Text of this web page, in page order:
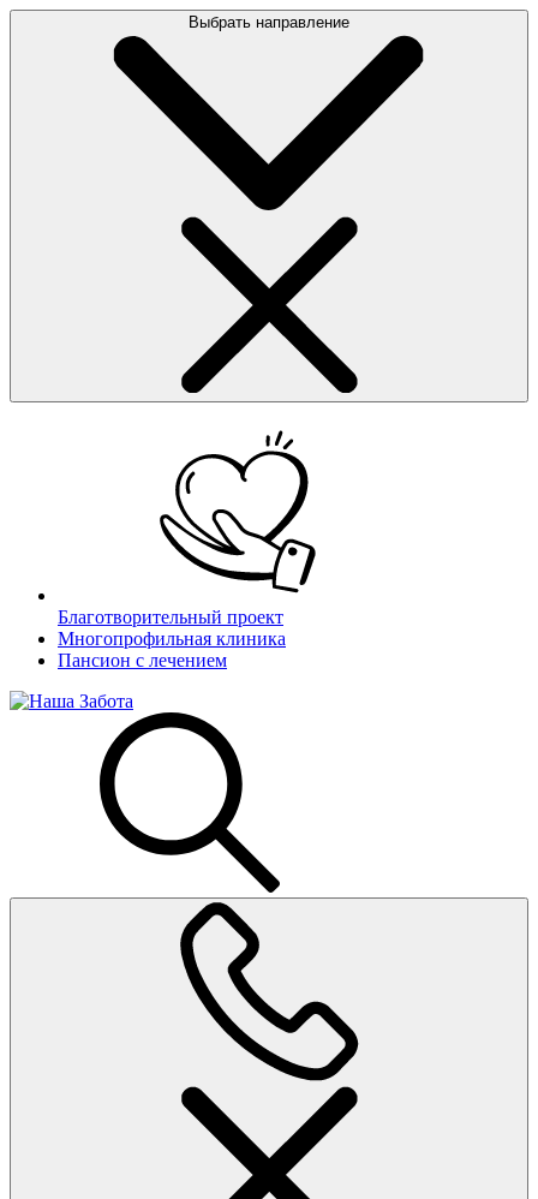
Выбрать направление
Благотворительный проект
Многопрофильная клиника
Пансион с лечением